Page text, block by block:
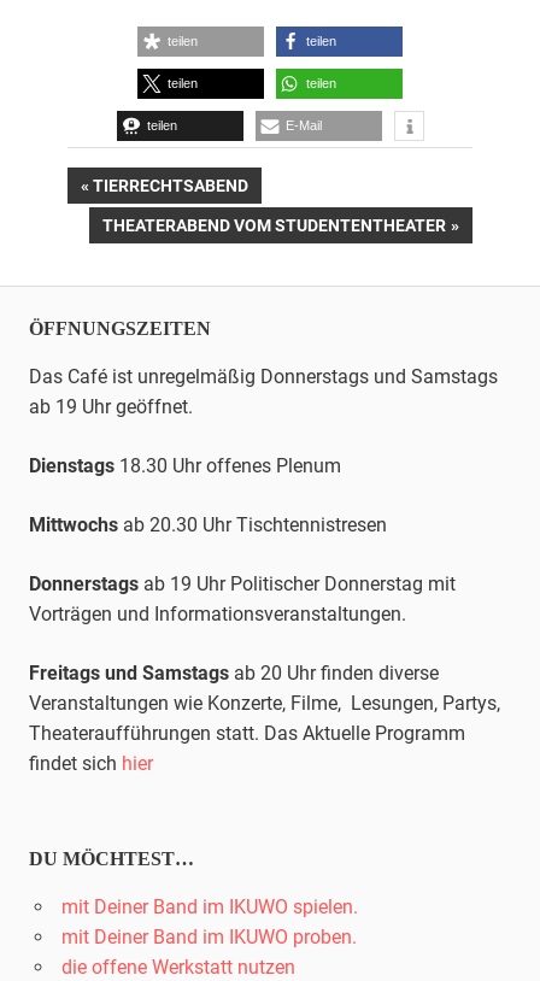
teilen teilen
teilen teilen
teilen E-Mail
Beitrags-
Navigation
VORHERIGER
BEITRAG:
TIERRECHTSABEND
NÄCHSTER
THEATERABEND VOM STUDENTENTHEATER
ÖFFNUNGSZEITEN
Das Café ist unregelmäßig Donnerstags und Samstags
ab 19 Uhr geöffnet.
Dienstags 18.30 Uhr offenes Plenum
Mittwochs ab 20.30 UhrTischtennistresen
Donnerstags ab 19 Uhr Politischer Donnerstag mit
Vorträgen und Informationsveranstaltungen.
Freitags und Samstags ab 20 Uhr finden diverse
Veranstaltungen wie Konzerte, Filme, Lesungen, Partys,
Theateraufführungen statt. Das Aktuelle Programm
findet sich hier
DU MÖCHTEST…
mit Deiner Band im IKUWO spielen.
mit Deiner Band im IKUWO proben.
die offene Werkstatt nutzen